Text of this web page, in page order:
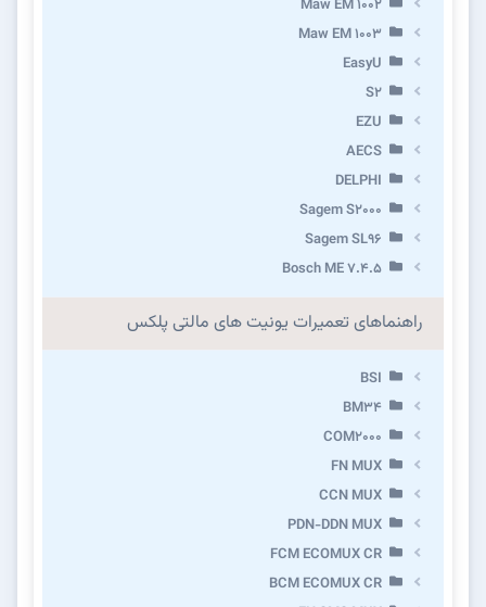
Maw EM 1002
Maw EM 1003
EasyU
S2
EZU
AECS
DELPHI
Sagem S2000
Sagem SL96
Bosch ME 7.4.5
راهنماهای تعمیرات یونیت های مالتی پلکس
BSI
BM34
COM2000
FN MUX
CCN MUX
PDN-DDN MUX
FCM ECOMUX CR
BCM ECOMUX CR